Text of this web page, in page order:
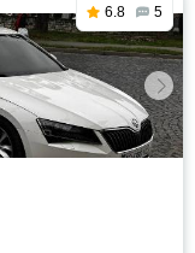
6.8 5